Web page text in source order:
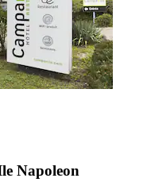
Napoleon